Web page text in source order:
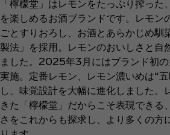
「檸檬堂」はレモンをたっぷり搾っ
を楽しめるお酒ブランドです。レモン
ごとすりおろし、お酒とあらかじめ馴
製法」を採用。レモンのおいしさと自
ました。2025年3月にはブランド初
実施。定番レモン、レモン濃いめは“
し、味覚設計を大幅に進化しました。
きた「檸檬堂」だからこそ表現できる
さをこれからも探求し、より多くの方